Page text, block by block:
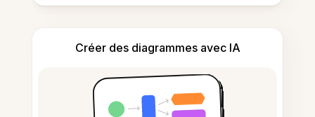
Créer des diagrammes avec IA